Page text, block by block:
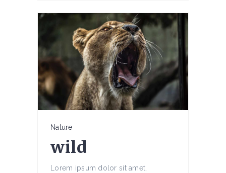
Nature
wild
Lorem ipsum dolor sit amet,